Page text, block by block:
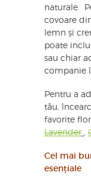
naturale.
covoare
lemn și
poate
sau chiar
companie
Pentru a
tău,
favorite
Lavender
Cel mai
esențiale